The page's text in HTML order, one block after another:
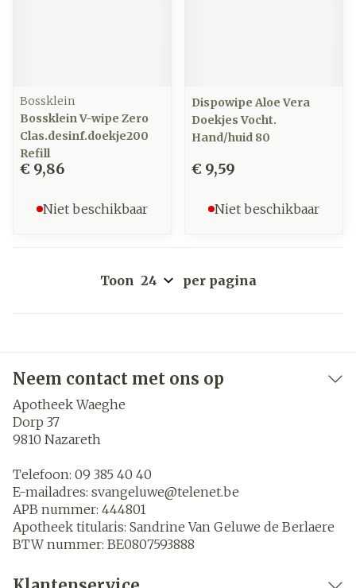
Bossklein
Bossklein V-wipe Zero
Clas.desinf.doekje200
Refill
€ 9,86
Niet beschikbaar
Dispowipe Aloe Vera
Doekjes Vocht.
Hand/huid 80
€ 9,59
Niet beschikbaar
Toon per pagina
Neem contact met ons op
Apotheek Waeghe
Dorp 37
9810 Nazareth
Telefoon: 09 385 40 40
E-mailadres: svangeluwe@telenet.be
APB nummer: 444801
Apotheek titularis: Sandrine Van Geluwe de Berlaere
BTW nummer: BE0807593888